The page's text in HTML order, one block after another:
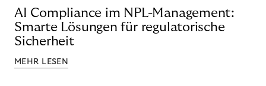
AI Compliance im NPL-Management:
Smarte Lösungen für regulatorische
Sicherheit
MEHR LESEN